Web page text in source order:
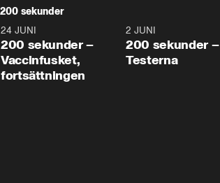
200 sekunder
5:00
24 JUNI
200 sekunder –
Vaccinfusket,
fortsättningen
2 JUNI
200 sekunder –
Testerna